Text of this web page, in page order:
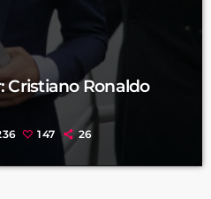
Cristiano Ronaldo
147 26